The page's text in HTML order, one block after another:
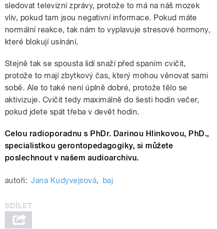
sledovat televizní zprávy, protože to má na náš mozek
vliv, pokud tam jsou negativní informace. Pokud máte
normální reakce, tak nám to vyplavuje stresové hormony,
které blokují usínání.
Stejně tak se spousta lidí snaží před spaním cvičit,
protože to mají zbytkový čas, který mohou věnovat sami
sobě. Ale to také není úplně dobré, protože tělo se
aktivizuje. Cvičit tedy maximálně do šesti hodin večer,
pokud jdete spát třeba v devět hodin.
Celou radioporadnu s PhDr. Darinou Hlinkovou, PhD.,
specialistkou gerontopedagogiky, si můžete
poslechnout v našem audioarchivu.
autoři: Jana Kudyvejsová, baj